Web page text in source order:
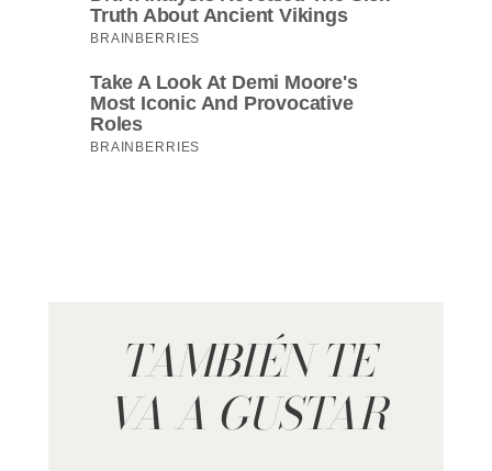
TAMBIÉN TE
VA A GUSTAR